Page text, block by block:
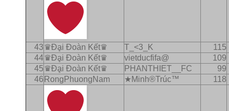
43 ♛Ðḁi Ðoàn Kết♛ T_<3_K
115
44♛Ðḁi Ðoàn Kết♛ vietducfifa@
109
45 ♛Ðḁi Ðoàn Kết♛ PHANTHIET__FC
99
46 RongPhuongNam ★Minh®Trúс™ 118